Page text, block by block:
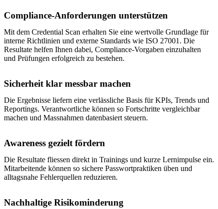
Compliance-Anforderungen unterstützen
Mit dem Credential Scan erhalten Sie eine wertvolle Grundlage für
interne Richtlinien und externe Standards wie ISO 27001. Die
Resultate helfen Ihnen dabei, Compliance-Vorgaben einzuhalten
und Prüfungen erfolgreich zu bestehen.
Sicherheit klar messbar machen
Die Ergebnisse liefern eine verlässliche Basis für KPIs, Trends und
Reportings. Verantwortliche können so Fortschritte vergleichbar
machen und Massnahmen datenbasiert steuern.
Awareness gezielt fördern
Die Resultate fliessen direkt in Trainings und kurze Lernimpulse ein.
Mitarbeitende können so sichere Passwortpraktiken üben und
alltagsnahe Fehlerquellen reduzieren.
Nachhaltige Risikominderung